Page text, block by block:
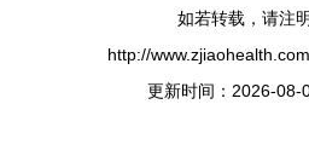
如若转载，请注
http://
更新时间：2026-08-